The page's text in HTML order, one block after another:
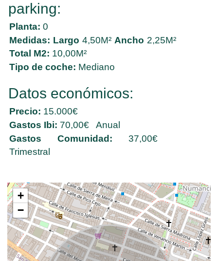
parking:
Planta: 0
Medidas: Largo 4,50M² Ancho 2,25M²
Total M2: 10,00M²
Tipo de coche: Mediano
Datos económicos:
Precio: 15.000€
Gastos Ibi: 70,00€ Anual
Gastos Comunidad: 37,00€
Trimestral
+
−